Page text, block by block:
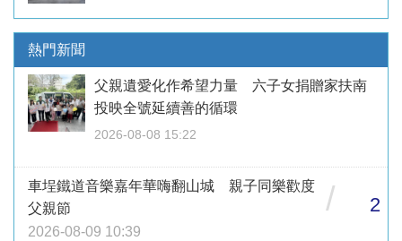
熱門新聞
父親遺愛化作希望力量 六子女捐贈家扶南
投映全號延續善的循環
2026-08-08 15:22
車埕鐵道音樂嘉年華嗨翻山城 親子同樂歡度
父親節
2026-08-09 10:39
/ 2